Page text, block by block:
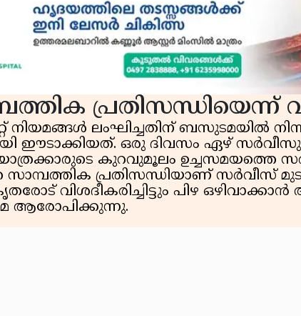
പ്രതിസന്ധിയെന്ന്
നിയമങ്ങൾ ലംഘിച്ചതിന് ബസുടമയിൽ
ഈടാക്കിയത്. ഒരു ദിവസം ഏഴ്
കുറവുമൂലം ഉച്ചസമയത്തെ
പ്രതിസന്ധിയാണ് സർവീസ്
വിശദീകരിച്ചിട്ടും പിഴ
ആരോപിക്കുന്നു.